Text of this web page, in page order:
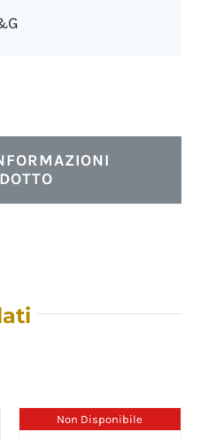
Non Disponibile